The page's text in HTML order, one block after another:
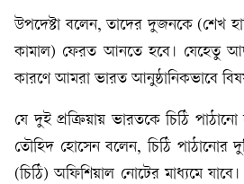
উপদেষ্টা বলেন, তাদের দুজনকে (শেখ
কামাল) ফেরত আনতে হবে। যেহেতু
কারণে আমরা ভারত আনুষ্ঠানিকভাবে
যে দুই প্রক্রিয়ায় ভারতকে চিঠি
তৌহিদ হোসেন বলেন, চিঠি পাঠানোর
(চিঠি) অফিশিয়াল নোটের মাধ্যমে